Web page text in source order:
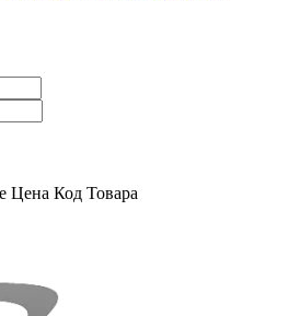
Цена Код Товара